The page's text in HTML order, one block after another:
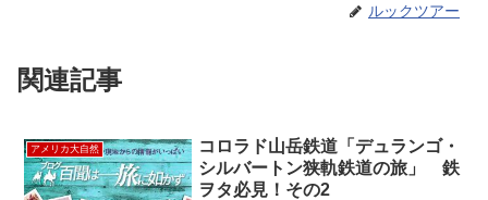
ルックツアー
関連記事
アメリカ大自然
コロラド山岳鉄道「デュランゴ・
シルバートン狭軌鉄道の旅」 鉄
ヲタ必見！その2